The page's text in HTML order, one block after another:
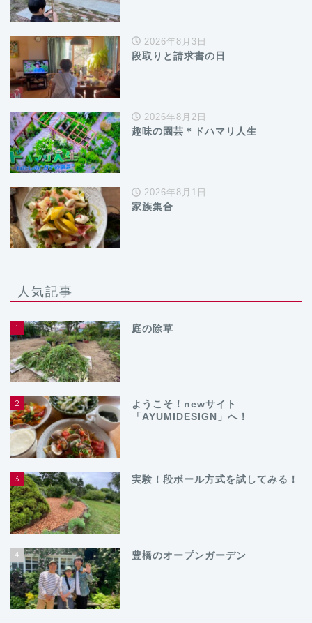
2026年8月3日
段取りと請求書の日
2026年8月2日
趣味の園芸＊ドハマリ人生
2026年8月1日
家族集合
人気記事
1 庭の除草
2
ようこそ！newサイト
「AYUMIDESIGN」へ！
3 実験！段ボール方式を試してみる！
4 豊橋のオープンガーデン